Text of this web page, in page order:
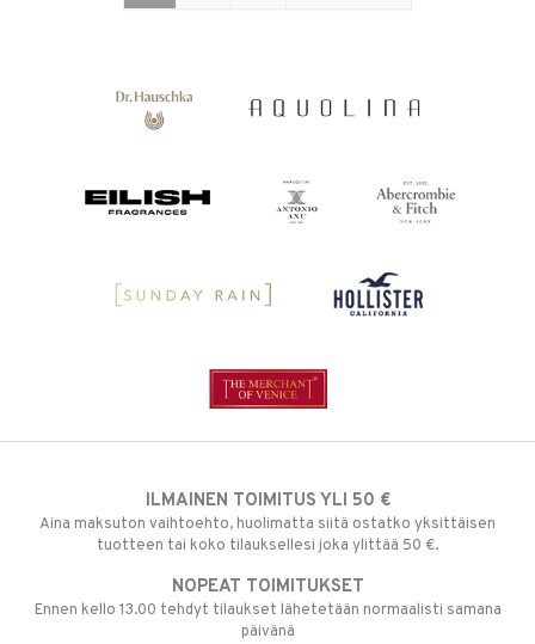
ILMAINEN TOIMITUS YLI 50 €
Aina maksuton vaihtoehto, huolimatta siitä ostatko yksittäisen
tuotteen tai koko tilauksellesi joka ylittää 50 €.
NOPEAT TOIMITUKSET
Ennen kello 13.00 tehdyt tilaukset lähetetään normaalisti samana
päivänä